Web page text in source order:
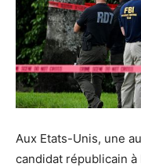
Aux Etats-Unis, une
candidat républicain à